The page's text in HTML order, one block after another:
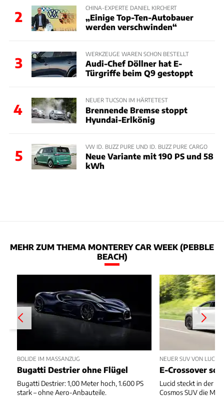
2
CHINA-EXPERTE DANIEL KIRCHERT
„Einige Top-Ten-Autobauer
werden verschwinden“
3
WERKZEUGE WAREN SCHON BESTELLT
Audi-Chef Döllner hat E-
Türgriffe beim Q9 gestoppt
4
NEUER TUCSON IM HÄRTETEST
Brennende Bremse stoppt
Hyundai-Erlkönig
5
VW ID. BUZZ PURE UND ID. BUZZ PURE CARGO
Neue Variante mit 190 PS und 58
kWh
MEHR ZUM THEMA MONTEREY CAR WEEK (PEBBLE
BEACH)
BOLIDE IM MASSANZUG
Bugatti Destrier ohne Flügel
Bugatti Destrier: 1,00 Meter hoch, 1.600 PS
stark – ohne Aero-Anbauteile.
NEUER SUV VON LUCID
E-Crossover
Lucid steckt in der
Cosmos SUV die